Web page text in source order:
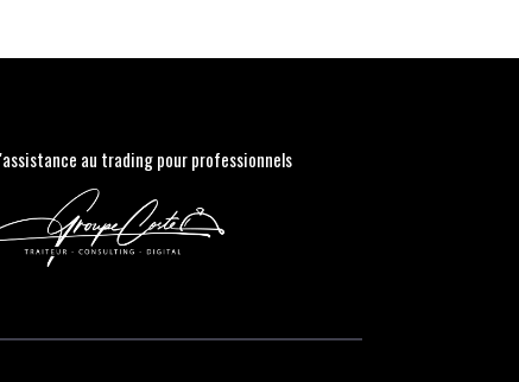
au trading pour professionnels